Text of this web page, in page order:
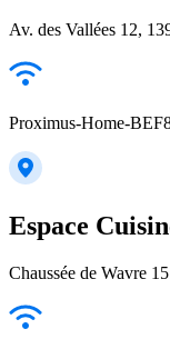
Av. des Vallées 12,
Proximus-Home-
Espace
Chaussée de Wavre